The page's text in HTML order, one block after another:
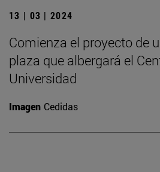
13 | 03 | 2024
Comienza el proyecto de
plaza que albergará el
Universidad
Imagen Cedidas